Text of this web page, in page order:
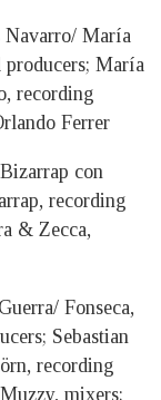
Navarro/ María
producers; María
recording
Ferrer
con
recording
& Zecca,
Fonseca,
Sebastian
recording
mixers;